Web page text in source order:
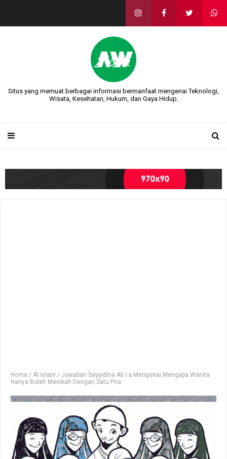
Situs yang memuat berbagai informasi bermanfaat mengenai Teknologi,
Wisata, Kesehatan, Hukum, dan Gaya Hidup.
Home / Al Islam / Jawaban Sayyidina Ali r.a Mengenai Mengapa Wanita
Hanya Boleh Menikah Dengan Satu Pria